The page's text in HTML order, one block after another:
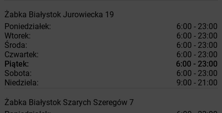
Żabka Białystok Jurowiecka 19
Poniedziałek:
6:00 - 23:00
Wtorek:
6:00 - 23:00
Środa:
6:00 - 23:00
Czwartek:
6:00 - 23:00
Piątek:
6:00 - 23:00
Sobota:
6:00 - 23:00
Niedziela:
9:00 - 21:00
Żabka Białystok Szarych Szeregów 7